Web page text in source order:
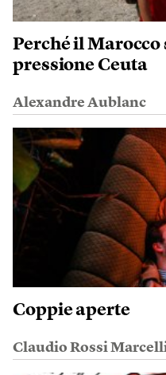
Perché il
pressione Ceuta
Alexandre Aublanc
Coppie aperte
Claudio Rossi